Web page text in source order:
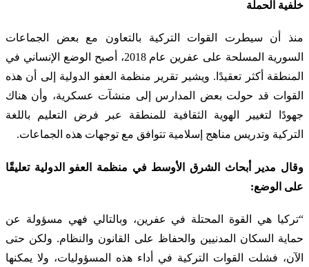
خلفية الحملة
منذ أن سيطرت القوات التركية بالتعاون مع بعض الجماعات
السورية المسلحة على عفرين عام 2018، أصبح الوضع الإنساني في
المنطقة أكثر تعقيدًا. ويشير تقرير منظمة العفو الدولية إلى أن هذه
القوات قد حولت بعض المدارس إلى منشآت عسكرية، وأن هناك
جهودًا لتغيير الهوية الثقافية للمنطقة عبر فرض التعليم باللغة
التركية وتدريس مناهج إسلامية تتوافق مع توجهات هذه الجماعات.
وقال مدير أبحاث الشرق الأوسط في منظمة العفو الدولية تعليقًا
على الوضع:
“تركيا هي القوة المحتلة في عفرين، وبالتالي فهي مسؤولة عن
حماية السكان المدنيين والحفاظ على القانون والنظام. ولكن حتى
الآن، فشلت القوات التركية في أداء هذه المسؤوليات، ولا يمكنها